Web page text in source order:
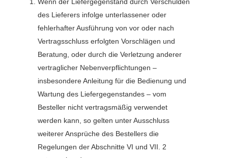
des Lieferers infolge unterlassener oder
fehlerhafter Ausführung von vor oder nach
Vertragsschluss erfolgten Vorschlägen und
Beratung, oder durch die Verletzung anderer
vertraglicher Nebenverpflichtungen –
insbesondere Anleitung für die Bedienung und
Wartung des Liefergegenstandes – vom
Besteller nicht vertragsmäßig verwendet
werden kann, so gelten unter Ausschluss
weiterer Ansprüche des Bestellers die
Regelungen der Abschnitte VI und VII. 2